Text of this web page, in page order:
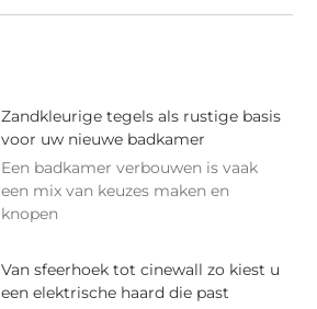
Zandkleurige tegels als rustige basis
voor uw nieuwe badkamer
Een badkamer verbouwen is vaak
een mix van keuzes maken en
knopen
Van sfeerhoek tot cinewall zo kiest u
een elektrische haard die past